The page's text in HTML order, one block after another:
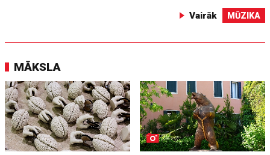
Vairāk MŪZIKA
MĀKSLA